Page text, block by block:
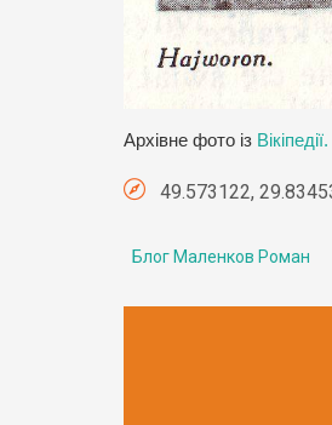
Архівне фото із Вікіпедії.
49.573122,
Блог Маленков Роман